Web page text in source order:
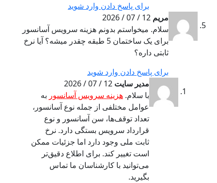
برای پاسخ دادن وارد شوید
مریم 12 / 07 / 2026
سلام. میخواستم بدونم هزینه سرویس آسانسور
برای یک ساختمان 5 طبقه چقدر میشه؟ آیا نرخ
ثابتی داره؟
برای پاسخ دادن وارد شوید
مدیر سایت 12 / 07 / 2026
با سلام. هزینه سرویس آسانسور به
عوامل مختلفی از جمله نوع آسانسور،
تعداد توقف‌ها، سن آسانسور و نوع
قرارداد سرویس بستگی دارد. نرخ
ثابت ملی وجود دارد اما جزئیات ممکن
است تغییر کند. برای اطلاع دقیق‌تر
می‌توانید با کارشناسان ما تماس
بگیرید.